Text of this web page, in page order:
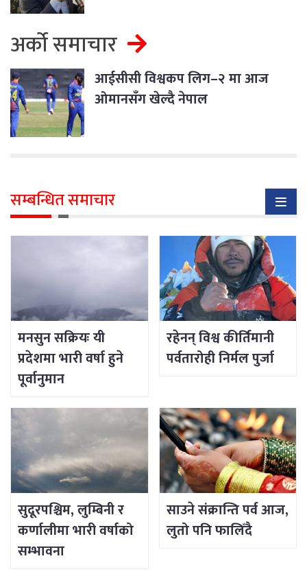
अर्को समाचार
आईसीसी विश्वकप लिग–२ मा आज
ओमानसँग खेल्दै नेपाल
सम्बन्धित समाचार
मनसुन सक्रियः यी
प्रदेशमा भारी वर्षा हुने
पूर्वानुमान
रहेनन् विश्व कीर्तिमानी
पर्वतारोही निर्मल पुर्जा
सुदूरपश्चिम, लुम्बिनी र
कर्णालीमा भारी वर्षाको
सम्भावना
साउने संक्रान्ति पर्व आज,
लुतो पनि फालिँदै